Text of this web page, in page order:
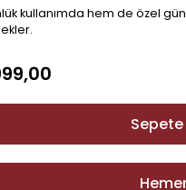
kullanımda hem de özel